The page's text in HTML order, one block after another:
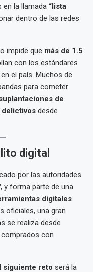
en la llamada “lista
dentro de las redes
impide que más de 1.5
con los estándares
el país. Muchos de
para cometer
de
delictivos desde
digital
por las autoridades
, y forma parte de una
digitales
oficiales, una gran
se realiza desde
con
siguiente reto será la